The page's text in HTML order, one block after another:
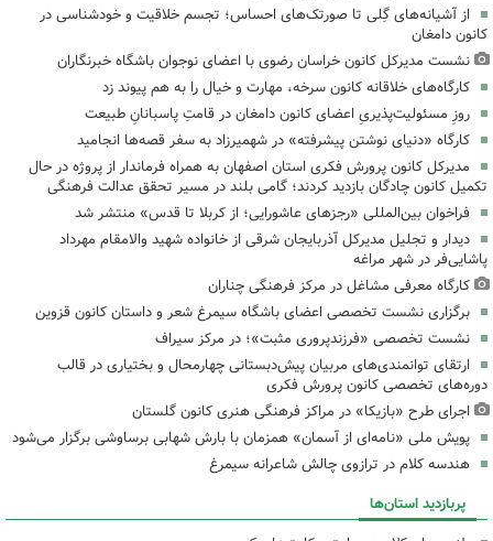
از آشیانه‌های گِلی تا صورتک‌های احساس؛ تجسم خلاقیت و خودشناسی در
کانون دامغان
نشست مدیرکل کانون خراسان رضوی با اعضای نوجوان باشگاه خبرنگاران
کارگاه‌های خلاقانه کانون سرخه، مهارت و خیال را به هم پیوند زد
روزِ مسئولیت‌پذیریِ اعضای کانون دامغان در قامتِ پاسبانانِ طبیعت
کارگاه «دنیای نوشتن پیشرفته» در شهمیرزاد به سفر قصه‌ها انجامید
مدیرکل کانون پرورش فکری استان اصفهان به همراه فرماندار از پروژه در حال
تکمیل کانون چادگان بازدید کردند؛ گامی بلند در مسیر تحقق عدالت فرهنگی
فراخوان بین‌المللی «رجزهای عاشورایی؛ از کربلا تا قدس» منتشر شد
دیدار و تجلیل مدیرکل آذربایجان شرقی از خانواده شهید والامقام مهرداد
پاشایی‌فر در شهر مراغه
کارگاه معرفی مشاغل در مرکز فرهنگی چناران
برگزاری نشست تخصصی اعضای باشگاه سیمرغ شعر و داستان کانون قزوین
نشست تخصصی «فرزندپروری مثبت»؛ در مرکز سیراف
ارتقای توانمندی‌های مربیان پیش‌دبستانی چهارمحال و بختیاری در قالب
دوره‌های تخصصی کانون پرورش فکری
اجرای طرح «بازیکا» در مراکز فرهنگی هنری کانون گلستان
پویش ملی «نامه‌ای از آسمان» همزمان با بارش شهابی برساوشی برگزار می‌شود
هندسه کلام در ترازوی چالش شاعرانه سیمرغ
پربازدید استان‌ها